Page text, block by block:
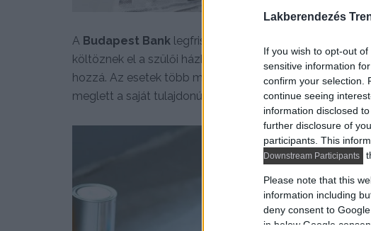
Lakberendezés
If you wish to opt-out
sensitive information
confirm your selection.
continue seeing
information disclosed
further disclosure of
participants. This
Downstream Participants
Please note that this
information including
deny consent to
in below Google
A Budapest Bank legfrissebb kutatásából* kiderült,
költöznek el a szülői házból, az első saját ingatlanukhoz
hozzá. Az esetek több mint harmadában (40%) már a
meglett a saját tulajdonú otthon, a többiek viszont